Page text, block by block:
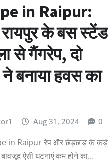
in Raipur:
रायपुर के बस
से गैंगरेप, दो
ने बनाया हवस का
Aug 31, 2024 0
in Raipur रेप और छेड़छाड़ के
ऐसी घटनाएं कम होने का…